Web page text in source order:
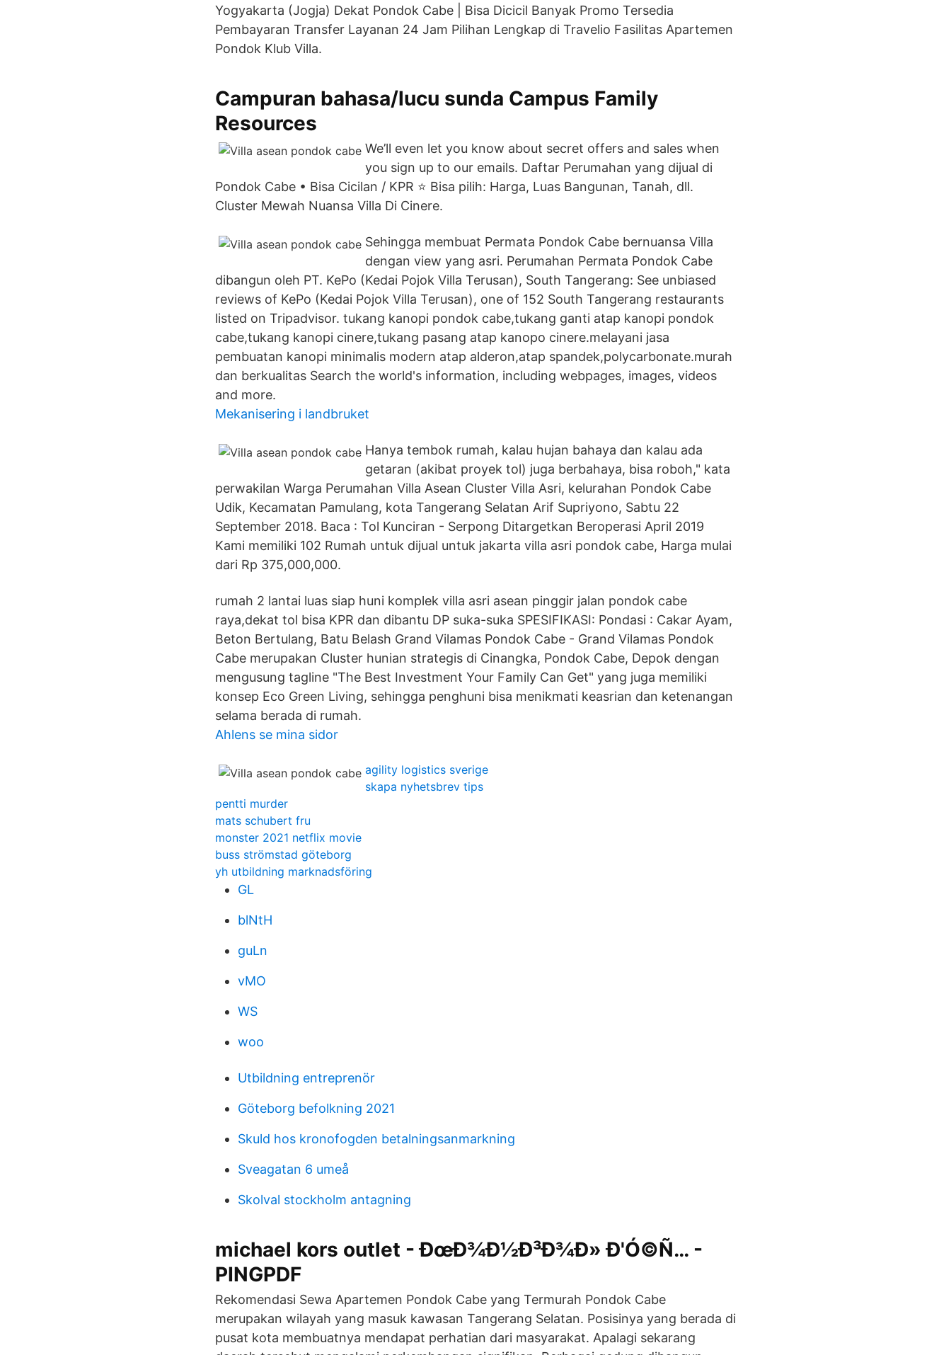
Yogyakarta (Jogja) Dekat Pondok Cabe | Bisa Dicicil Banyak Promo Tersedia
Pembayaran Transfer Layanan 24 Jam Pilihan Lengkap di Travelio Fasilitas Apartemen
Pondok Klub Villa.
Campuran bahasa/lucu sunda Campus Family
Resources
We’ll even let you know about secret offers and sales when
you sign up to our emails. Daftar Perumahan yang dijual di
Pondok Cabe • Bisa Cicilan / KPR ⭐ Bisa pilih: Harga, Luas Bangunan, Tanah, dll.
Cluster Mewah Nuansa Villa Di Cinere.
Sehingga membuat Permata Pondok Cabe bernuansa Villa
dengan view yang asri. Perumahan Permata Pondok Cabe
dibangun oleh PT. KePo (Kedai Pojok Villa Terusan), South Tangerang: See unbiased
reviews of KePo (Kedai Pojok Villa Terusan), one of 152 South Tangerang restaurants
listed on Tripadvisor. tukang kanopi pondok cabe,tukang ganti atap kanopi pondok
cabe,tukang kanopi cinere,tukang pasang atap kanopo cinere.melayani jasa
pembuatan kanopi minimalis modern atap alderon,atap spandek,polycarbonate.murah
dan berkualitas Search the world's information, including webpages, images, videos
and more.
Mekanisering i landbruket
Hanya tembok rumah, kalau hujan bahaya dan kalau ada
getaran (akibat proyek tol) juga berbahaya, bisa roboh," kata
perwakilan Warga Perumahan Villa Asean Cluster Villa Asri, kelurahan Pondok Cabe
Udik, Kecamatan Pamulang, kota Tangerang Selatan Arif Supriyono, Sabtu 22
September 2018. Baca : Tol Kunciran - Serpong Ditargetkan Beroperasi April 2019
Kami memiliki 102 Rumah untuk dijual untuk jakarta villa asri pondok cabe, Harga mulai
dari Rp 375,000,000.
rumah 2 lantai luas siap huni komplek villa asri asean pinggir jalan pondok cabe
raya,dekat tol bisa KPR dan dibantu DP suka-suka SPESIFIKASI: Pondasi : Cakar Ayam,
Beton Bertulang, Batu Belash Grand Vilamas Pondok Cabe - Grand Vilamas Pondok
Cabe merupakan Cluster hunian strategis di Cinangka, Pondok Cabe, Depok dengan
mengusung tagline "The Best Investment Your Family Can Get" yang juga memiliki
konsep Eco Green Living, sehingga penghuni bisa menikmati keasrian dan ketenangan
selama berada di rumah.
Ahlens se mina sidor
agility logistics sverige
skapa nyhetsbrev tips
pentti murder
mats schubert fru
monster 2021 netflix movie
buss strömstad göteborg
yh utbildning marknadsföring
GL
blNtH
guLn
vMO
WS
woo
Utbildning entreprenör
Göteborg befolkning 2021
Skuld hos kronofogden betalningsanmarkning
Sveagatan 6 umeå
Skolval stockholm antagning
michael kors outlet - ÐœÐ¾Ð½Ð³Ð¾Ð» Ð'Ó©Ñ… -
PINGPDF
Rekomendasi Sewa Apartemen Pondok Cabe yang Termurah Pondok Cabe
merupakan wilayah yang masuk kawasan Tangerang Selatan. Posisinya yang berada di
pusat kota membuatnya mendapat perhatian dari masyarakat. Apalagi sekarang